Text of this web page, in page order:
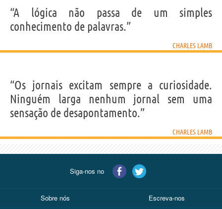
“A lógica não passa de um simples
conhecimento de palavras.”
CHARLES LAMB
“Os jornais excitam sempre a curiosidade.
Ninguém larga nenhum jornal sem uma
sensação de desapontamento.”
CHARLES LAMB
Siga-nos no
Sobre nós Escreva-nos